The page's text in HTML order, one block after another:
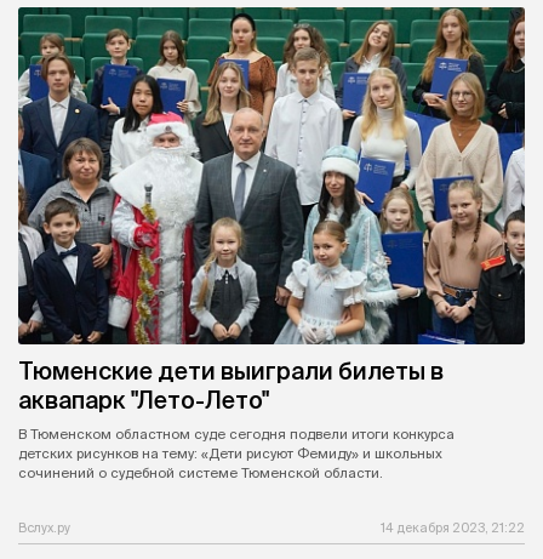
Тюменские дети выиграли билеты в
аквапарк "Лето-Лето"
В Тюменском областном суде сегодня подвели итоги конкурса
детских рисунков на тему: «Дети рисуют Фемиду» и школьных
сочинений о судебной системе Тюменской области.
Вслух.ру 14 декабря 2023, 21:22